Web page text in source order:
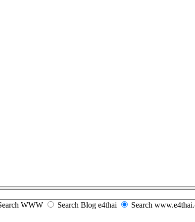
WWW Search Blog e4thai Search